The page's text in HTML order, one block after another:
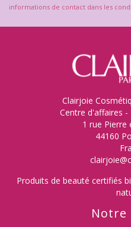
informations de contact dans les
Clairjoie
Centre d'affaires -
1 rue Pierre
44160
Produits de beauté certifiés
Notre